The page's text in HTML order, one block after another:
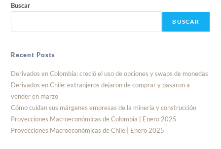
Buscar
BUSCAR
Recent Posts
Derivados en Colombia: creció el uso de opciones y swaps de monedas
Derivados en Chile: extranjeros dejaron de comprar y pasaron a
vender en marzo
Cómo cuidan sus márgenes empresas de la minería y construcción
Proyecciones Macroeconómicas de Colombia | Enero 2025
Proyecciones Macroeconómicas de Chile | Enero 2025